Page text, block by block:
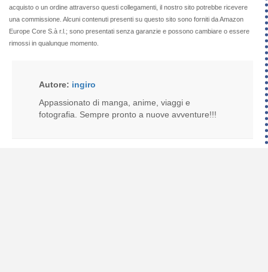
acquisto o un ordine attraverso questi collegamenti, il nostro sito potrebbe ricevere
una commissione. Alcuni contenuti presenti su questo sito sono forniti da Amazon
Europe Core S.à r.l.; sono presentati senza garanzie e possono cambiare o essere
rimossi in qualunque momento.
Autore: ingiro
Appassionato di manga, anime, viaggi e
fotografia. Sempre pronto a nuove avventure!!!